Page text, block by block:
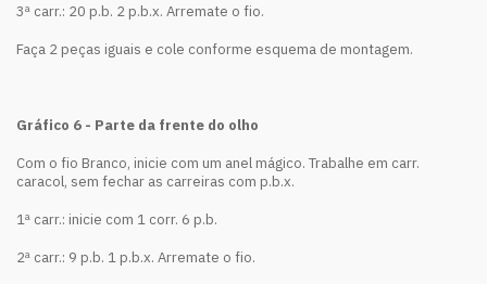
3ª carr.: 20 p.b. 2 p.b.x. Arremate o fio.
Faça 2 peças iguais e cole conforme esquema de montagem.
Gráfico 6 - Parte da frente do olho
Com o fio Branco, inicie com um anel mágico. Trabalhe em carr.
caracol, sem fechar as carreiras com p.b.x.
1ª carr.: inicie com 1 corr. 6 p.b.
2ª carr.: 9 p.b. 1 p.b.x. Arremate o fio.